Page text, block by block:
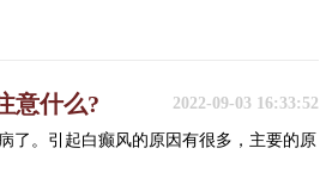
意什么? 2022-09-03 16:33:52
了。引起白癫风的原因有很多，主要的原